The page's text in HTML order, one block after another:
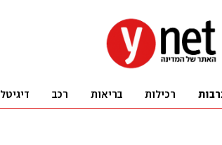
רכילות בריאות רכב דיגיטל